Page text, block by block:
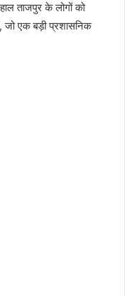
ताजपुर के लोगों को
जो एक बड़ी प्रशासनिक